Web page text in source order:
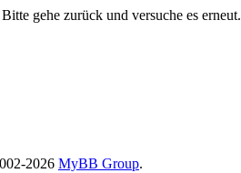
gehe zurück und versuche es erneut.
2026 MyBB Group.